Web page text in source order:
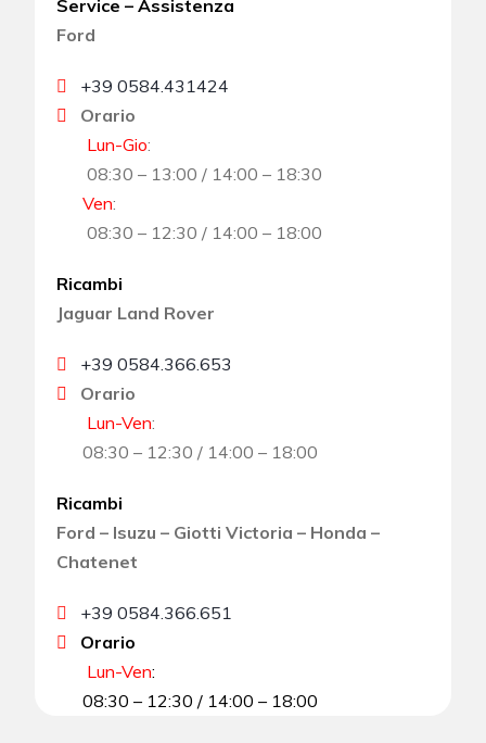
Service – Assistenza
Ford
+39 0584.431424
Orario
Lun-Gio:
08:30 – 13:00 / 14:00 – 18:30
Ven:
08:30 – 12:30 / 14:00 – 18:00
Ricambi
Jaguar Land Rover
+39 0584.366.653
Orario
Lun-Ven:
08:30 – 12:30 / 14:00 – 18:00
Ricambi
Ford – Isuzu – Giotti Victoria – Honda –
Chatenet
+39 0584.366.651
Orario
Lun-Ven:
08:30 – 12:30 / 14:00 – 18:00